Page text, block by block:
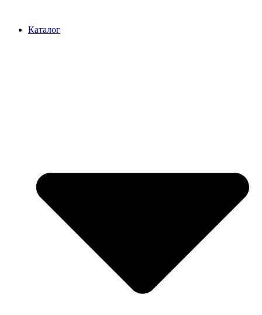
содержимому
Каталог